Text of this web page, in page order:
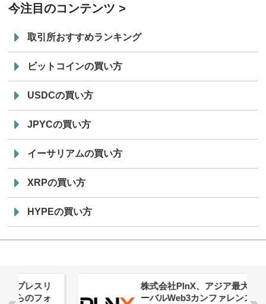
今注目のコンテンツ
取引所おすすめランキング
ビットコインの買い方
USDCの買い方
JPYCの買い方
イーサリアムの買い方
XRPの買い方
HYPEの買い方
株式会社PlnX、アジア最大級のグロ
ーバルWeb3カンファレンス